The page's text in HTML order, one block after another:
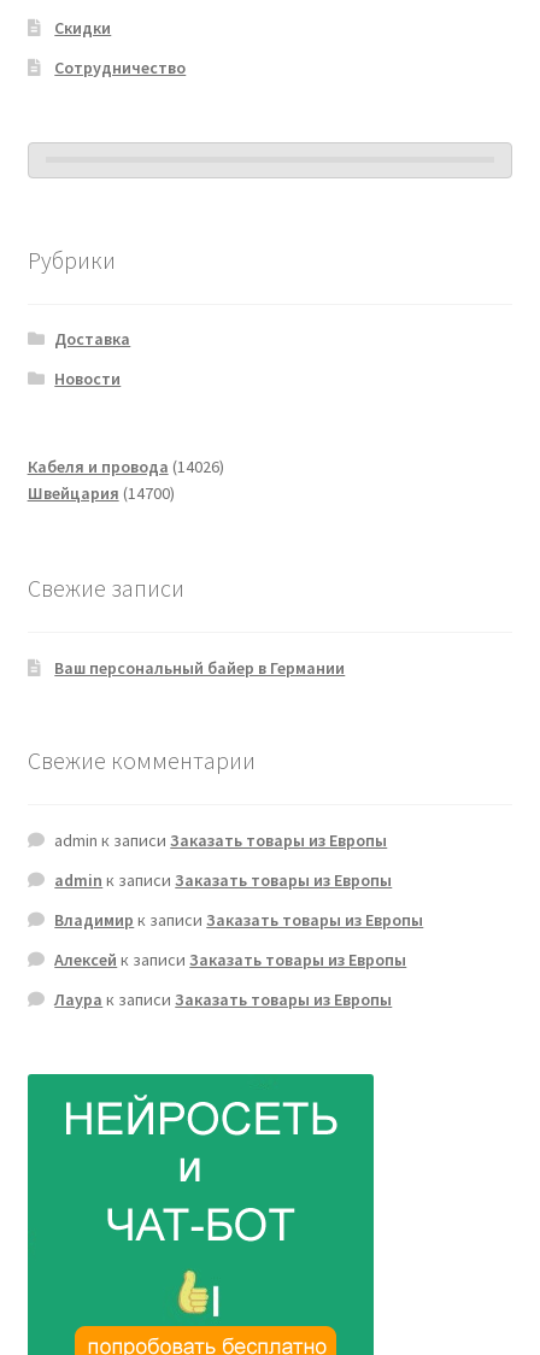
Скидки
Сотрудничество
Рубрики
Доставка
Новости
Кабеля и провода 1402614026
Швейцария 1470014700
Свежие записи
Ваш персональный байер в Германии
Свежие комментарии
admin к записиЗаказать товары из Европы
admin к записиЗаказать товары из Европы
Владимир к записиЗаказать товары из Европы
Алексей к записиЗаказать товары из Европы
Лаура к записиЗаказать товары из Европы